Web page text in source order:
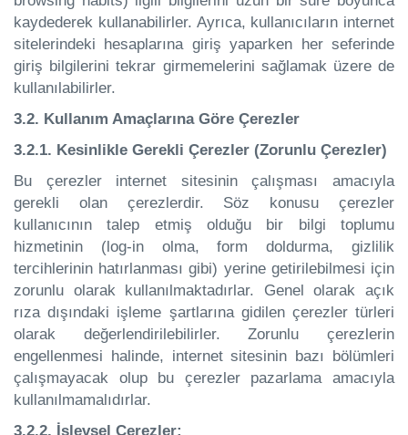
kaydederek kullanabilirler. Ayrıca, kullanıcıların internet
sitelerindeki hesaplarına giriş yaparken her seferinde
giriş bilgilerini tekrar girmemelerini sağlamak üzere de
kullanılabilirler.
3.2. Kullanım Amaçlarına Göre Çerezler
3.2.1. Kesinlikle Gerekli Çerezler (Zorunlu Çerezler)
Bu çerezler internet sitesinin çalışması amacıyla
gerekli olan çerezlerdir. Söz konusu çerezler
kullanıcının talep etmiş olduğu bir bilgi toplumu
hizmetinin (log-in olma, form doldurma, gizlilik
tercihlerinin hatırlanması gibi) yerine getirilebilmesi için
zorunlu olarak kullanılmaktadırlar. Genel olarak açık
rıza dışındaki işleme şartlarına gidilen çerezler türleri
olarak değerlendirilebilirler. Zorunlu çerezlerin
engellenmesi halinde, internet sitesinin bazı bölümleri
çalışmayacak olup bu çerezler pazarlama amacıyla
kullanılmamalıdırlar.
3.2.2. İşlevsel Çerezler: